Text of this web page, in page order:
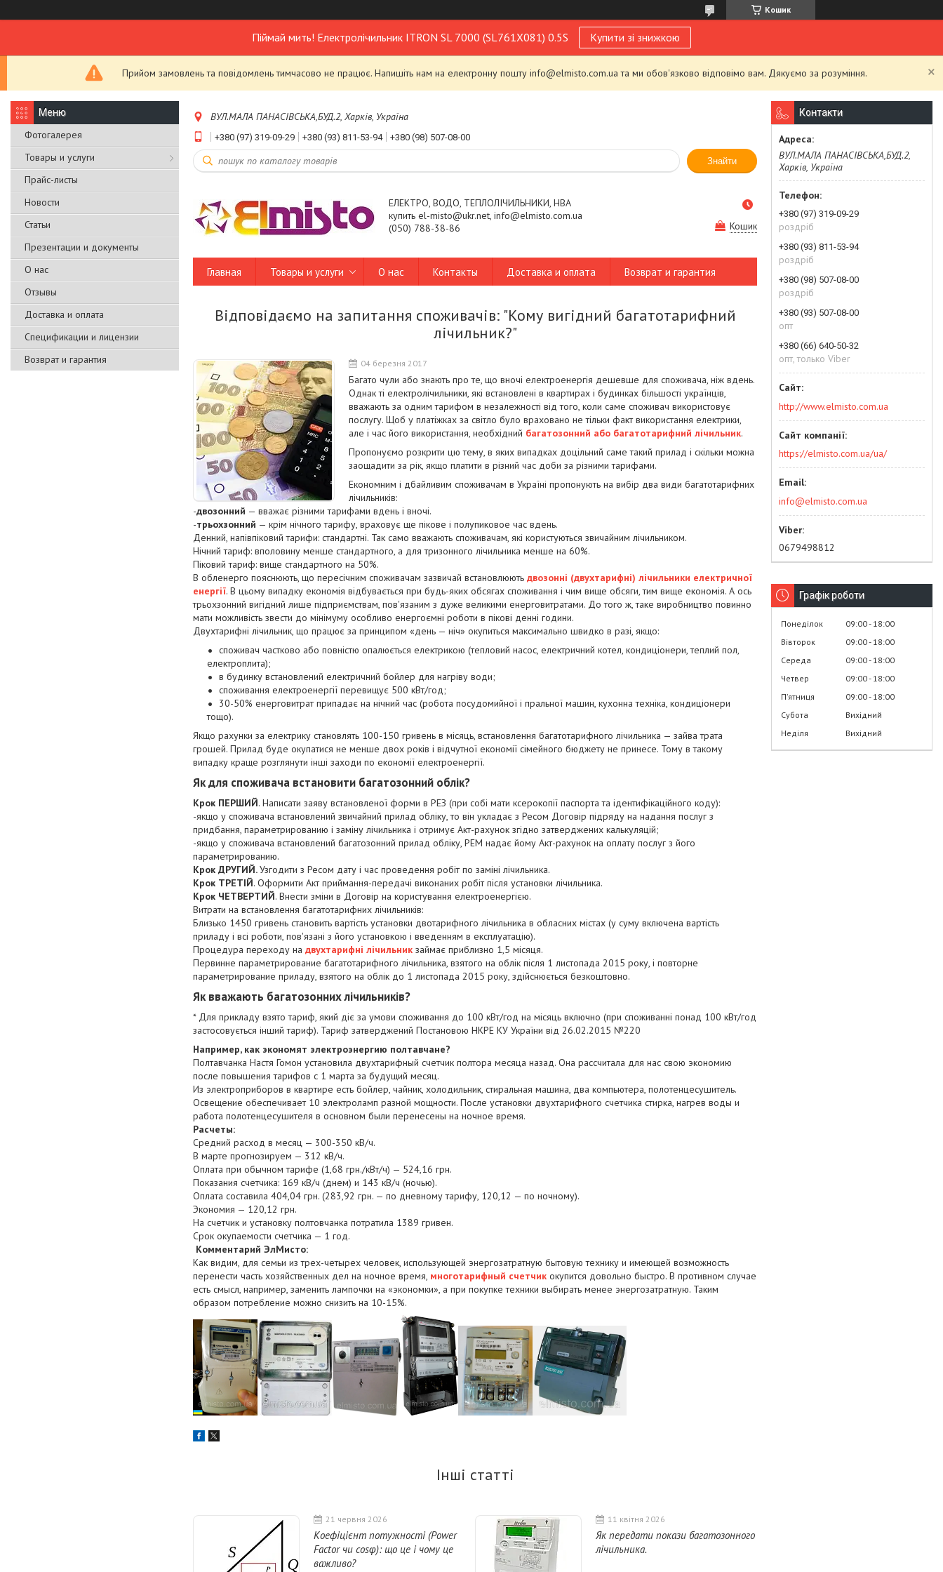
Кошик
Піймай мить! Електролічильник ITRON SL 7000 (SL761X081) 0.5S Купити зі знижкою
Прийом замовлень та повідомлень тимчасово не працює. Напишіть нам на електронну пошту info@elmisto.com.ua та ми обов'язково відповімо вам. Дякуємо за розуміння.
Фотогалерея
Товары и услуги
Прайс-листы
Новости
Статьи
Презентации и документы
О нас
Отзывы
Доставка и оплата
Спецификации и лицензии
Возврат и гарантия
ВУЛ.МАЛА ПАНАСІВСЬКА,БУД.2, Харків, Україна
+380 (97) 319-09-29 +380 (93) 811-53-94 +380 (98) 507-08-00
Знайти
ЕЛЕКТРО, ВОДО, ТЕПЛОЛІЧИЛЬНИКИ, НВА
купить el-misto@ukr.net, info@elmisto.com.ua
(050) 788-38-86
Кошик
Главная Товары и услуги О нас Контакты Доставка и оплата Возврат и гарантия
Відповідаємо на запитання споживачів: "Кому вигідний багатотарифний
лічильник?"
04 березня 2017
Багато чули або знають про те, що вночі електроенергія дешевше для споживача, ніж вдень.
Однак ті електролічильники, які встановлені в квартирах і будинках більшості українців,
вважають за одним тарифом в незалежності від того, коли саме споживач використовує
послугу. Щоб у платіжках за світло було враховано не тільки факт використання електрики,
але і час його використання, необхідний багатозонний або багатотарифний лічильник.
Пропонуємо розкрити цю тему, в яких випадках доцільний саме такий прилад і скільки можна
заощадити за рік, якщо платити в різний час доби за різними тарифами.
Економним і дбайливим споживачам в Україні пропонують на вибір два види багатотарифних
лічильників:
-двозонний — вважає різними тарифами вдень і вночі.
-трьохзонний — крім нічного тарифу, враховує ще пікове і полупиковое час вдень.
Денний, напівпіковий тарифи: стандартні. Так само вважають споживачам, які користуються звичайним лічильником.
Нічний тариф: вполовину менше стандартного, а для тризонного лічильника менше на 60%.
Піковий тариф: вище стандартного на 50%.
В обленерго пояснюють, що пересічним споживачам зазвичай встановлюють двозонні (двухтарифні) лічильники електричної
енергії. В цьому випадку економія відбувається при будь-яких обсягах споживання і чим вище обсяги, тим вище економія. А ось
трьохзонний вигідний лише підприємствам, пов'язаним з дуже великими енерговитратами. До того ж, таке виробництво повинно
мати можливість звести до мінімуму особливо енергоємні роботи в пікові денні години.
Двухтарифні лічильник, що працює за принципом «день — ніч» окупиться максимально швидко в разі, якщо:
споживач частково або повністю опалюється електрикою (тепловий насос, електричний котел, кондиціонери, теплий пол,
електроплита);
в будинку встановлений електричний бойлер для нагріву води;
споживання електроенергії перевищує 500 кВт/год;
30-50% енерговитрат припадає на нічний час (робота посудомийної і пральної машин, кухонна техніка, кондиціонери
тощо).
Якщо рахунки за електрику становлять 100-150 гривень в місяць, встановлення багатотарифного лічильника — зайва трата
грошей. Прилад буде окупатися не менше двох років і відчутної економії сімейного бюджету не принесе. Тому в такому
випадку краще розглянути інші заходи по економії електроенергії.
Як для споживача встановити багатозонний облік?
Крок ПЕРШИЙ. Написати заяву встановленої форми в РЕЗ (при собі мати ксерокопії паспорта та ідентифікаційного коду):
-якщо у споживача встановлений звичайний прилад обліку, то він укладає з Ресом Договір підряду на надання послуг з
придбання, параметрированию і заміну лічильника і отримує Акт-рахунок згідно затверджених калькуляцій;
-якщо у споживача встановлений багатозонний прилад обліку, РЕМ надає йому Акт-рахунок на оплату послуг з його
параметрированию.
Крок ДРУГИЙ.Узгодити з Ресом дату і час проведення робіт по заміні лічильника.
Крок ТРЕТІЙ. Оформити Акт приймання-передачі виконаних робіт після установки лічильника.
Крок ЧЕТВЕРТИЙ. Внести зміни в Договір на користування електроенергією.
Витрати на встановлення багатотарифних лічильників:
Близько 1450 гривень становить вартість установки двотарифного лічильника в обласних містах (у суму включена вартість
приладу і всі роботи, пов'язані з його установкою і введенням в експлуатацію).
Процедура переходу на двухтарифні лічильник займає приблизно 1,5 місяця.
Первинне параметрирование багатотарифного лічильника, взятого на облік після 1 листопада 2015 року, і повторне
параметрирование приладу, взятого на облік до 1 листопада 2015 року, здійснюється безкоштовно.
Як вважають багатозонних лічильників?
* Для прикладу взято тариф, який діє за умови споживання до 100 кВт/год на місяць включно (при споживанні понад 100 кВт/год
застосовується інший тариф). Тариф затверджений Постановою НКРЕ КУ України від 26.02.2015 №220
Например, как экономят электроэнергию полтавчане?
Полтавчанка Настя Гомон установила двухтарифный счетчик полтора месяца назад. Она рассчитала для нас свою экономию
после повышения тарифов с 1 марта за будущий месяц.
Из электроприборов в квартире есть бойлер, чайник, холодильник, стиральная машина, два компьютера, полотенцесушитель.
Освещение обеспечивает 10 электроламп разной мощности. После установки двухтарифного счетчика стирка, нагрев воды и
работа полотенцесушителя в основном были перенесены на ночное время.
Расчеты:
Средний расход в месяц — 300-350 кВ/ч.
В марте прогнозируем — 312 кВ/ч.
Оплата при обычном тарифе (1,68 грн./кВт/ч) — 524,16 грн.
Показания счетчика: 169 кВ/ч (днем) и 143 кВ/ч (ночью).
Оплата составила 404,04 грн. (283,92 грн. — по дневному тарифу, 120,12 — по ночному).
Экономия — 120,12 грн.
На счетчик и установку полтовчанка потратила 1389 гривен.
Срок окупаемости счетчика — 1 год.
Комментарий ЭлМисто:
Как видим, для семьи из трех-четырех человек, использующей энергозатратную бытовую технику и имеющей возможность
перенести часть хозяйственных дел на ночное время, многотарифный счетчик окупится довольно быстро. В противном случае
есть смысл, например, заменить лампочки на «экономки», а при покупке техники выбирать менее энергозатратную. Таким
образом потребление можно снизить на 10-15%.
Інші статті
21 червня 2026
Коефіцієнт потужності (Power
Factor чи cosφ): що це і чому це
важливо?
11 квітня 2026
Як передати покази багатозонного
лічильника.
Контакти
ВУЛ.МАЛА ПАНАСІВСЬКА,БУД.2,
Харків, Україна
+380 (97) 319-09-29
роздріб
+380 (93) 811-53-94
роздріб
+380 (98) 507-08-00
роздріб
+380 (93) 507-08-00
опт
+380 (66) 640-50-32
опт, только Viber
http://www.elmisto.com.ua
https://elmisto.com.ua/ua/
info@elmisto.com.ua
0679498812
Графік роботи
Понеділок 09:00 18:00
Вівторок
09:00 18:00
Середа
09:00 18:00
Четвер
09:00 18:00
Пʼятниця
09:00 18:00
Субота
Вихідний
Неділя
Вихідний